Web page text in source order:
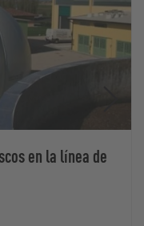
en la línea de